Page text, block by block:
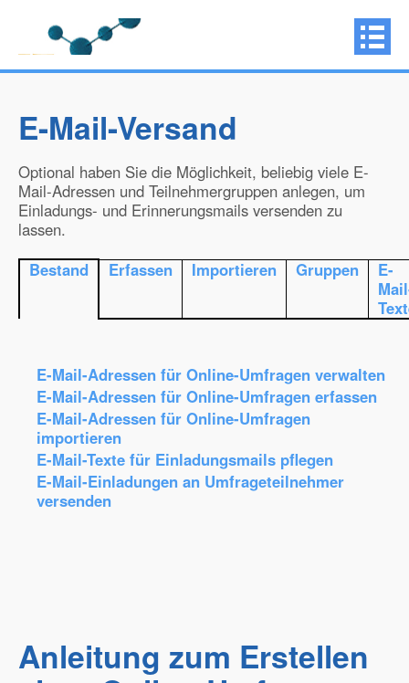
E-Mail-Versand
Optional haben Sie die Möglichkeit, beliebig viele E-
Mail-Adressen und Teilnehmergruppen anlegen, um
Einladungs- und Erinnerungsmails versenden zu
lassen.
Bestand
Erfassen Importieren Gruppen
E-
E-Mail-Adressen für Online-Umfragen verwalten
E-Mail-Adressen für Online-Umfragen erfassen
E-Mail-Adressen für Online-Umfragen
importieren
E-Mail-Texte für Einladungsmails pflegen
E-Mail-Einladungen an Umfrageteilnehmer
versenden
Anleitung zum Erstellen